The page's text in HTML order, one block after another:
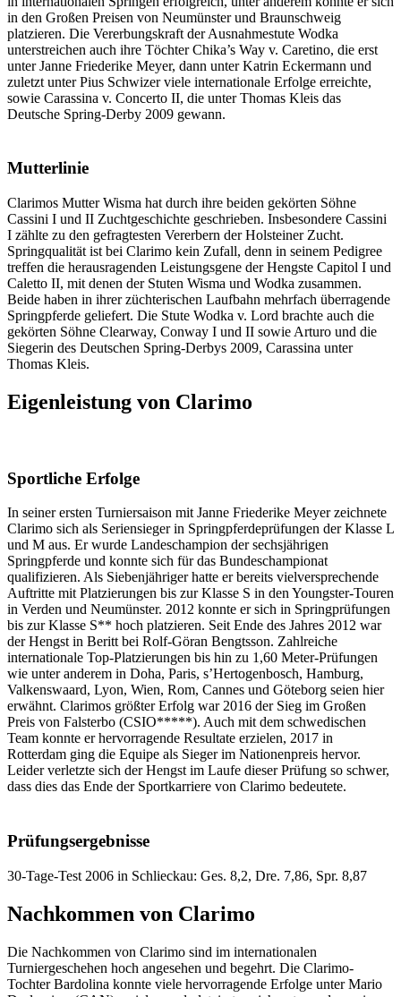
in den Großen Preisen von Neumünster und Braunschweig
platzieren. Die Vererbungskraft der Ausnahmestute Wodka
unterstreichen auch ihre Töchter Chika’s Way v. Caretino, die erst
unter Janne Friederike Meyer, dann unter Katrin Eckermann und
zuletzt unter Pius Schwizer viele internationale Erfolge erreichte,
sowie Carassina v. Concerto II, die unter Thomas Kleis das
Deutsche Spring-Derby 2009 gewann.
Mutterlinie
Clarimos Mutter Wisma hat durch ihre beiden gekörten Söhne
Cassini I und II Zuchtgeschichte geschrieben. Insbesondere Cassini
I zählte zu den gefragtesten Vererbern der Holsteiner Zucht.
Springqualität ist bei Clarimo kein Zufall, denn in seinem Pedigree
treffen die herausragenden Leistungsgene der Hengste Capitol I und
Caletto II, mit denen der Stuten Wisma und Wodka zusammen.
Beide haben in ihrer züchterischen Laufbahn mehrfach überragende
Springpferde geliefert. Die Stute Wodka v. Lord brachte auch die
gekörten Söhne Clearway, Conway I und II sowie Arturo und die
Siegerin des Deutschen Spring-Derbys 2009, Carassina unter
Thomas Kleis.
Eigenleistung von Clarimo
Sportliche Erfolge
In seiner ersten Turniersaison mit Janne Friederike Meyer zeichnete
Clarimo sich als Seriensieger in Springpferdeprüfungen der Klasse L
und M aus. Er wurde Landeschampion der sechsjährigen
Springpferde und konnte sich für das Bundeschampionat
qualifizieren. Als Siebenjähriger hatte er bereits vielversprechende
Auftritte mit Platzierungen bis zur Klasse S in den Youngster-Touren
in Verden und Neumünster. 2012 konnte er sich in Springprüfungen
bis zur Klasse S** hoch platzieren. Seit Ende des Jahres 2012 war
der Hengst in Beritt bei Rolf-Göran Bengtsson. Zahlreiche
internationale Top-Platzierungen bis hin zu 1,60 Meter-Prüfungen
wie unter anderem in Doha, Paris, s’Hertogenbosch, Hamburg,
Valkenswaard, Lyon, Wien, Rom, Cannes und Göteborg seien hier
erwähnt. Clarimos größter Erfolg war 2016 der Sieg im Großen
Preis von Falsterbo (CSIO*****). Auch mit dem schwedischen
Team konnte er hervorragende Resultate erzielen, 2017 in
Rotterdam ging die Equipe als Sieger im Nationenpreis hervor.
Leider verletzte sich der Hengst im Laufe dieser Prüfung so schwer,
dass dies das Ende der Sportkarriere von Clarimo bedeutete.
Prüfungsergebnisse
30-Tage-Test 2006 in Schlieckau: Ges. 8,2, Dre. 7,86, Spr. 8,87
Nachkommen von Clarimo
Die Nachkommen von Clarimo sind im internationalen
Turniergeschehen hoch angesehen und begehrt. Die Clarimo-
Tochter Bardolina konnte viele hervorragende Erfolge unter Mario